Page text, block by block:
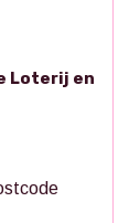
Loterij en